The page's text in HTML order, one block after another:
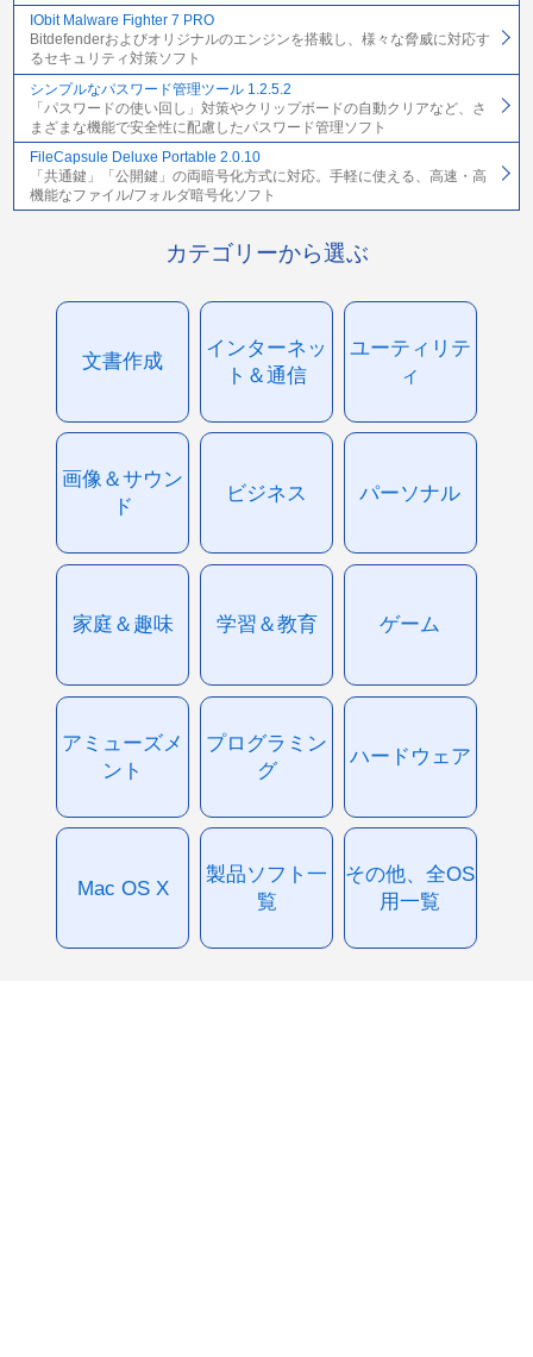
IObit Malware Fighter 7 PRO
Bitdefenderおよびオリジナルのエンジンを搭載し、様々な脅威に対応す
るセキュリティ対策ソフト
シンプルなパスワード管理ツール 1.2.5.2
「パスワードの使い回し」対策やクリップボードの自動クリアなど、さ
まざまな機能で安全性に配慮したパスワード管理ソフト
FileCapsule Deluxe Portable 2.0.10
「共通鍵」「公開鍵」の両暗号化方式に対応。手軽に使える、高速・高
機能なファイル/フォルダ暗号化ソフト
カテゴリーから選ぶ
文書作成
インターネッ
ト＆通信
ユーティリテ
ィ
画像＆サウン
ド
ビジネス パーソナル
家庭＆趣味 学習＆教育 ゲーム
アミューズメ
ント
プログラミン
グ
ハードウェア
Mac OS X
製品ソフト一
覧
その他、全OS
用一覧